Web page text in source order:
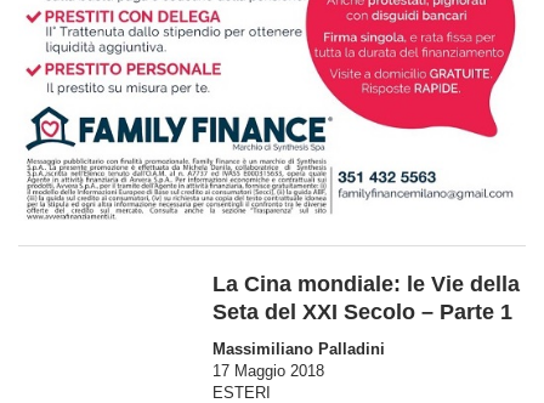
La Cina mondiale: le Vie della
Seta del XXI Secolo – Parte 1
Massimiliano Palladini
17 Maggio 2018
ESTERI